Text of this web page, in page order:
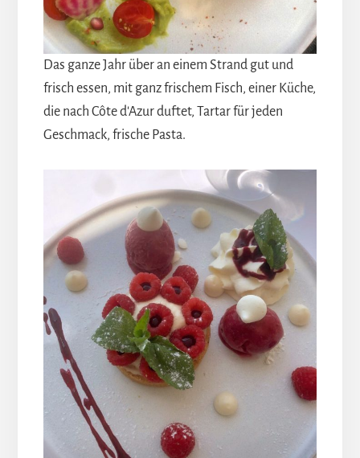
Das ganze Jahr über an einem Strand gut und
frisch essen, mit ganz frischem Fisch, einer Küche,
die nach Côte d'Azur duftet, Tartar für jeden
Geschmack, frische Pasta.